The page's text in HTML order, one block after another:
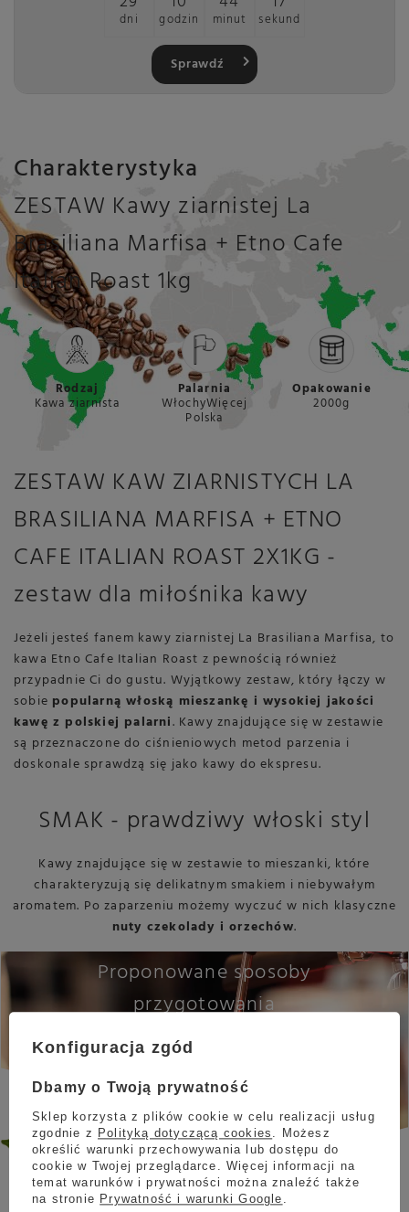
dni godzin minut sekund
Sprawdź
Charakterystyka
ZESTAW Kawy ziarnistej La
Brasiliana Marfisa + Etno Cafe
Italian Roast 1kg
Rodzaj
Kawa ziarnista
Palarnia
WłochyWięcej
Polska
Opakowanie
2000g
ZESTAW KAW ZIARNISTYCH LA
BRASILIANA MARFISA + ETNO
CAFE ITALIAN ROAST 2X1KG -
zestaw dla miłośnika kawy
Jeżeli jesteś fanem kawy ziarnistej La Brasiliana Marfisa, to
kawa Etno Cafe Italian Roast z pewnością również
przypadnie Ci do gustu. Wyjątkowy zestaw, który łączy w
sobie popularną włoską mieszankę i wysokiej jakości
kawę z polskiej palarni. Kawy znajdujące się w zestawie
są przeznaczone do ciśnieniowych metod parzenia i
doskonale sprawdzą się jako kawy do ekspresu.
SMAK - prawdziwy włoski styl
Kawy znajdujące się w zestawie to mieszanki, które
charakteryzują się delikatnym smakiem i niebywałym
aromatem. Po zaparzeniu możemy wyczuć w nich klasyczne
nuty czekolady i orzechów.
Proponowane sposoby
przygotowania
ZESTAW Kawy ziarnistej La
Roast 1kg
Konfiguracja zgód
Dbamy o Twoją prywatność
Sklep korzysta z plików cookie w celu realizacji usług
zgodnie z Polityką dotyczącą cookies
. Możesz
określić warunki przechowywania lub dostępu do
cookie w Twojej przeglądarce. Więcej informacji na
temat warunków i prywatności można znaleźć także
na stronie Prywatność i warunki Google